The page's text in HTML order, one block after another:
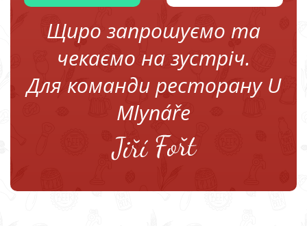
Щиро запрошуємо та
чекаємо на зустріч.
Для команди ресторану U
Mlynáře